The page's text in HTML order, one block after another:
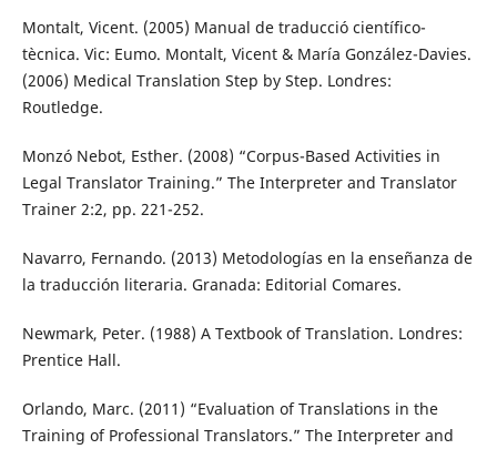
Montalt, Vicent. (2005) Manual de traducció científico-
tècnica. Vic: Eumo. Montalt, Vicent & María González-Davies.
(2006) Medical Translation Step by Step. Londres:
Routledge.
Monzó Nebot, Esther. (2008) “Corpus-Based Activities in
Legal Translator Training.” The Interpreter and Translator
Trainer 2:2, pp. 221-252.
Navarro, Fernando. (2013) Metodologías en la enseñanza de
la traducción literaria. Granada: Editorial Comares.
Newmark, Peter. (1988) A Textbook of Translation. Londres:
Prentice Hall.
Orlando, Marc. (2011) “Evaluation of Translations in the
Training of Professional Translators.” The Interpreter and